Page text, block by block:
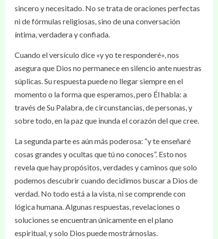
sincero y necesitado. No se trata de oraciones perfectas
ni de fórmulas religiosas, sino de una conversación
íntima, verdadera y confiada.
Cuando el versículo dice «y yo te responderé», nos
asegura que Dios no permanece en silencio ante nuestras
súplicas. Su respuesta puede no llegar siempre en el
momento o la forma que esperamos, pero Él habla: a
través de Su Palabra, de circunstancias, de personas, y
sobre todo, en la paz que inunda el corazón del que cree.
La segunda parte es aún más poderosa: “y te enseñaré
cosas grandes y ocultas que tú no conoces”. Esto nos
revela que hay propósitos, verdades y caminos que solo
podemos descubrir cuando decidimos buscar a Dios de
verdad. No todo está a la vista, ni se comprende con
lógica humana. Algunas respuestas, revelaciones o
soluciones se encuentran únicamente en el plano
espiritual, y solo Dios puede mostrárnoslas.